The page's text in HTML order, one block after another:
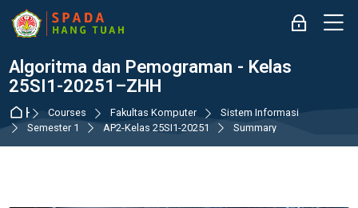
Skip to navigation
Skip to login form
Skip to main content
Skip to accessibility options
Skip to footer
Skip accessibility options
Log in
Algoritma dan Pemograman - Kelas
25SI1-20251–ZHH
HomeCourses Fakultas Komputer
Sistem Informasi
Semester 1
AP2-Kelas 25SI1-20251 Summary